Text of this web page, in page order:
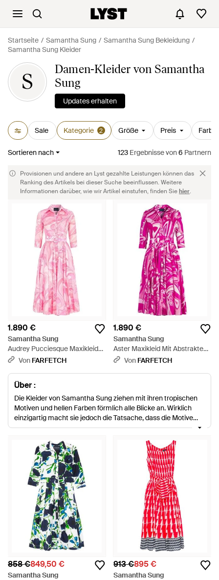
Startseite Samantha Sung
Samantha Sung Bekleidung
Samantha Sung Kleider
S
Damen-Kleider von Samantha
Sung
Updates erhalten
Sale Kategorie 2 Größe Preis Farbe
Sortieren nach 123 Ergebnissevon6 Partnern
Provisionen und andere an Lyst gezahlte Leistungen können das
Ranking des Artikels bei dieser Suche beeinflussen. Weitere
Informationen darüber, wie wir Artikel einstufen, finden Siehier.
1.890 €
Samantha Sung
Audrey Pucciesque Maxikleid
Mit Grafischem Print - Pink
Von FARFETCH
1.890 €
Samantha Sung
Aster Maxikleid Mit Abstraktem
Print - Pink
Von FARFETCH
Über :
Die Kleider von Samantha Sung ziehen mit ihren tropischen
Motiven und hellen Farben förmlich alle Blicke an. Wirklich
einzigartig macht sie jedoch die Tatsache, dass die Motive
von Hand auf die Kleidungsstücke gezeichnet werden – wie
oder ein anderes Modell, in dieser Auswahl finden Sie ein Kleid
für jeden Anlass.
858 €849,50 €
Samantha Sung
913 €895 €
Samantha Sung